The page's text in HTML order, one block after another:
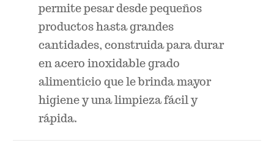
permite pesar desde pequeños
productos hasta grandes
cantidades, construida para durar
en acero inoxidable grado
alimenticio que le brinda mayor
higiene y una limpieza fácil y
rápida.